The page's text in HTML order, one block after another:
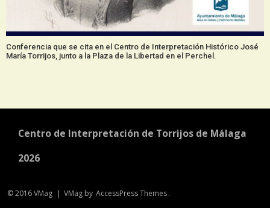
Conferencia que se cita en el Centro de Interpretación Histórico José
María Torrijos, junto a la Plaza de la Libertad en el Perchel.
Centro de Interpretación de Torrijos de Málaga
2026
© 2016 VMag | VMag by AccessPress Themes.